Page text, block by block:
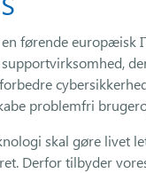
en førende europæisk
problemfri
skal gøre livet
Derfor tilbyder